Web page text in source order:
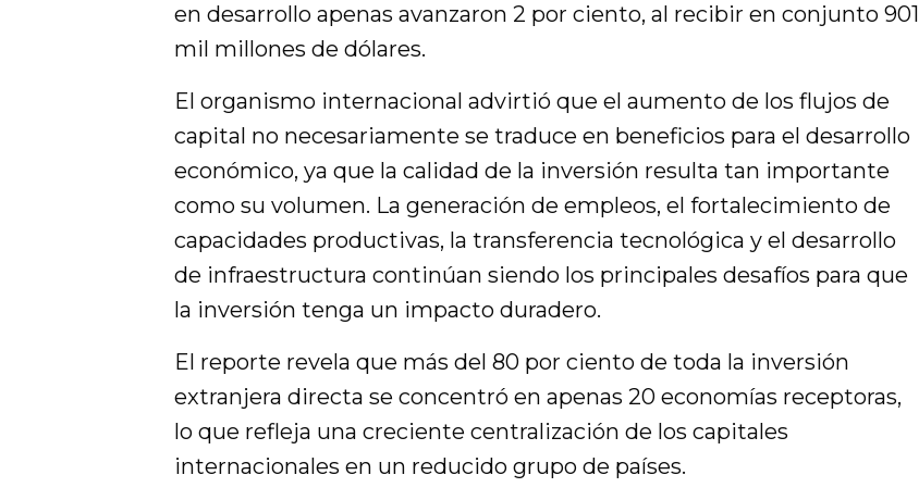
en desarrollo apenas avanzaron 2 por ciento, al recibir en conjunto 901
mil millones de dólares.
El organismo internacional advirtió que el aumento de los flujos de
capital no necesariamente se traduce en beneficios para el desarrollo
económico, ya que la calidad de la inversión resulta tan importante
como su volumen. La generación de empleos, el fortalecimiento de
capacidades productivas, la transferencia tecnológica y el desarrollo
de infraestructura continúan siendo los principales desafíos para que
la inversión tenga un impacto duradero.
El reporte revela que más del 80 por ciento de toda la inversión
extranjera directa se concentró en apenas 20 economías receptoras,
lo que refleja una creciente centralización de los capitales
internacionales en un reducido grupo de países.